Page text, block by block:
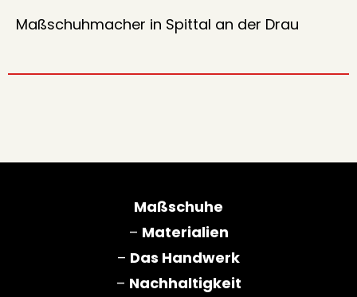
Maßschuhmacher in Spittal an der Drau
Maßschuhe
– Materialien
– Das Handwerk
– Nachhaltigkeit